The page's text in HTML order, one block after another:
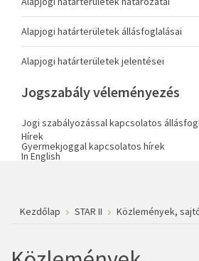
Alapjogi határterületek állásfoglalásai
Alapjogi határterületek jelentései
Jogszabály véleményezés
Jogi szabályozással kapcsolatos
Hírek
Gyermekjoggal kapcsolatos hírek
In English
Kezdőlap STAR II Közlemények,